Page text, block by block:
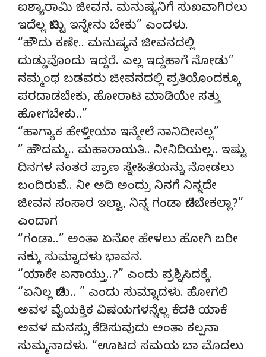
ಐಶ್ಯಾರಾಮಿ ಜೀವನ. ಮನುಷ್ಯನಿಗೆ ಸುಖವಾಗಿರಲು
ಇದೆಲ್ಲ ಬಿಟ್ಟು ಇನ್ನೇನು ಬೇಕು” ಎಂದಳು.
“ಹೌದು ಕಣೇ.. ಮನುಷ್ಯನ ಜೀವನದಲ್ಲಿ
ದುಡ್ಡುವೊಂದು ಇದ್ದರೆ. ಎಲ್ಲ ಇದ್ದಹಾಗೆ ನೋಡು”
ನಮ್ಮಂಥ ಬಡವರು ಜೀವನದಲ್ಲಿ ಪ್ರತಿಯೊಂದಕ್ಕೂ
ಪರದಾಡಬೇಕು, ಹೋರಾಟ ಮಾಡಿಯೇ ಸತ್ತು
ಹೋಗಬೇಕು..”
“ಹಾಗ್ಯಾಕ ಹೇಳ್ತೀಯಾ ಇನ್ಮೇಲೆ ನಾನಿದೀನಲ್ಲ”
” ಹೌದಮ್ಮ.. ಮಹಾರಾಯತಿ.. ನೀನಿದಿಯಲ್ಲ.. ಇಷ್ಟು
ದಿನಗಳ ನಂತರ ಪ್ರಾಣ ಸ್ನೇಹಿತೆಯನ್ನು ನೋಡಲು
ಬಂದಿರುವೆ.. ನೀ ಅದಿ ಅಂದ್ರು ನಿನಗೆ ನಿನ್ನದೇ
ಜೀವನ ಸಂಸಾರ ಇಲ್ವಾ, ನಿನ್ನ ಗಂಡಾ ಬಿಡಬೇಕಲ್ಲಾ?”
ಎಂದಾಗ
“ಗಂಡಾ..” ಅಂತಾ ಏನೋ ಹೇಳಲು ಹೋಗಿ ಬರೀ
ನಕ್ಕು ಸುಮ್ನಾದಳು ಭಾವನ.
“ಯಾಕೇ ಏನಾಯ್ತು..?” ಎಂದು ಪ್ರಶ್ನಿಸಿದಕ್ಕೆ.
“ಏನಿಲ್ಲ ಬಿಡು.. ” ಎಂದು ಸುಮ್ನಾದಳು. ಹೋಗಲಿ
ಅವಳ ವೈಯಕ್ತಿಕ ವಿಷಯಗಳನ್ನೆಲ್ಲ ಕೆದಕಿ ಯಾಕೆ
ಅವಳ ಮನಸ್ಸು ಕೆಡಿಸುವುದು ಅಂತಾ ಕಲ್ಪನಾ
ಸುಮ್ಮನಾದಳು. “ಊಟದ ಸಮಯ ಬಾ ಮೊದಲು